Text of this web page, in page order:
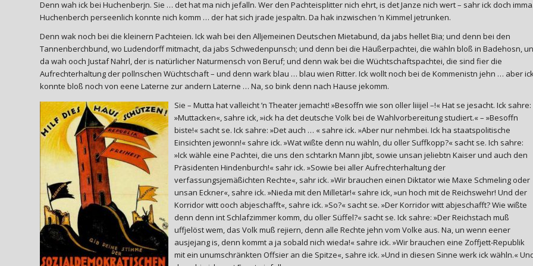
Denn wah ick bei Huchenberjn. Sie … det hat ma nich jefalln. Wer den Pachteisplitter nich ehrt, is det Janze nich wert – sahr ick doch imma.
Huchenberch perseenlich konnte nich komm … der hat sich jrade jespaltn. Da hak inzwischen ’n Kimmel jetrunken.
Denn wak noch bei die kleinern Pachteien. Ick wah bei den Alljemeinen Deutschen Mietabund, da jabs hellet Bia; und denn bei den
Tannenberchbund, wo Ludendorff mitmacht, da jabs Schwedenpunsch; und denn bei die Häußerpachtei, die wähln bloß in Badehosn, un
da wah ooch Justaf Nahrl, der is natürlicher Naturmensch von Beruf; und denn wak bei die Wüchtschaftspachtei, die sind fier die
Aufrechterhaltung der pollnschen Wüchtschaft – und denn wark blau … blau wien Ritter. Ick wollt noch bei de Kommenistn jehn … aber
konnte bloß noch von eene Laterne zur andern Laterne … Na, so bink denn nach Hause jekomm.
Sie – Mutta hat valleicht ’n Theater jemacht! »Besoffn wie son oller liiijel –!« Hat se jesacht. Ick sahre:
»Muttacken«, sahre ick, »ick ha det deutsche Volk bei de Wahlvorbereitung studiert.« – »Besoffn
biste!« sacht se. Ick sahre: »Det auch … « sahre ick. »Aber nur nehmbei. Ick ha staatspolitische
Einsichten jewonn!« sahre ick. »Wat wißte denn nu wähln, du oller Suffkopp?« sacht se. Ich sahre:
»Ick wähle eine Pachtei, die uns den schtarkn Mann jibt, sowie unsan jeliebtn Kaiser und auch den
Präsidenten Hindenburch!« sahr ick. »Sowie bei aller Aufrechterhaltung der
verfassungsjemäßichten Rechte«, sahr ick. »Wir brauchen einen Diktator wie Maxe Schmeling oder
unsan Eckner«, sahre ick. »Nieda mit den Milletär!« sahre ick, »un hoch mit de Reichswehr! Und der
Korridor witt ooch abjeschafft«, sahre ick. »So?« sacht se. »Der Korridor witt abjeschafft? Wie wißte
denn denn int Schlafzimmer komm, du oller Süffel?« sacht se. Ick sahre: »Der Reichstach muß
uffjelöst wem, das Volk muß rejiern, denn alle Rechte jehn vom Volke aus. Na, un wenn eener
ausjejang is, denn kommt a ja sobald nich wieda!« sahre ick. »Wir brauchen eine Zoffjett-Republik
mit ein unumschränkten Offsier an die Spitze«, sahre ick. »Und in diesen Sinne werk ick wähln.«